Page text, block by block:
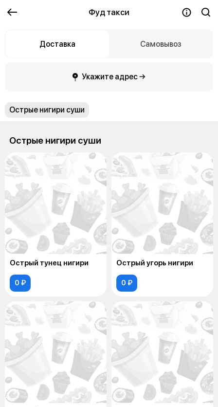
Фуд такси
Доставка Самовывоз
Укажите адрес →
Острые нигири суши
Острые нигири суши
Острый тунец нигири
0 ₽
Острый угорь нигири
0 ₽